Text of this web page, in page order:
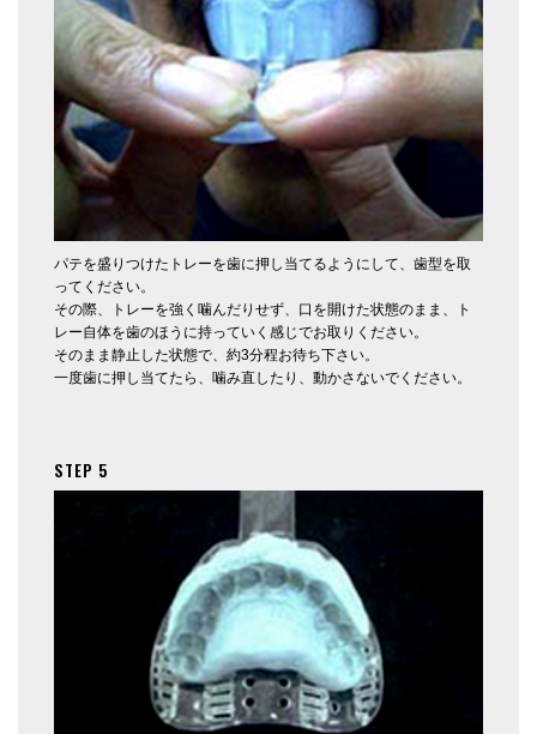
パテを盛りつけたトレーを歯に押し当てるようにして、歯型を取
ってください。
その際、トレーを強く噛んだりせず、口を開けた状態のまま、ト
レー自体を歯のほうに持っていく感じでお取りください。
そのまま静止した状態で、約3分程お待ち下さい。
一度歯に押し当てたら、噛み直したり、動かさないでください。
STEP 5